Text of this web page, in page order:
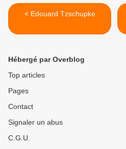
< Edouard Tzschupke
Hébergé par Overblog
Top articles
Pages
Contact
Signaler un abus
C.G.U.